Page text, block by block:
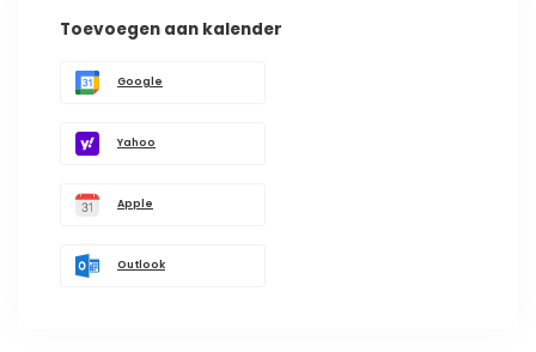
Toevoegen aan kalender
Google
Yahoo
Apple
Outlook